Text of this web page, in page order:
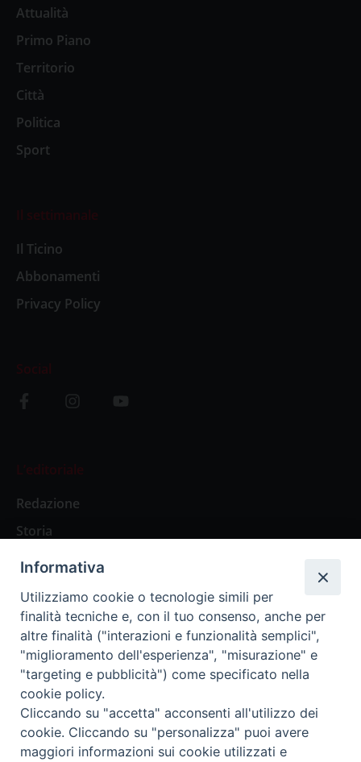
Attualità
Primo Piano
Territorio
Città
Politica
Sport
Il settimanale
Il Ticino
Abbonamenti
Privacy Policy
Social
L’editoriale
Redazione
Storia
Abbonamenti
Abbonamento Annuale Digitale
Abbonamento Annuale Cartaceo
Abbonamento Singola Copia Digitale
Informativa
Utilizziamo cookie o tecnologie simili per
finalità tecniche e, con il tuo consenso, anche per
altre finalità ("interazioni e funzionalità semplici",
"miglioramento dell'esperienza", "misurazione" e
"targeting e pubblicità") come specificato nella
cookie policy.
Cliccando su "accetta" acconsenti all'utilizzo dei
cookie. Cliccando su "personalizza" puoi avere
maggiori informazioni sui cookie utilizzati e